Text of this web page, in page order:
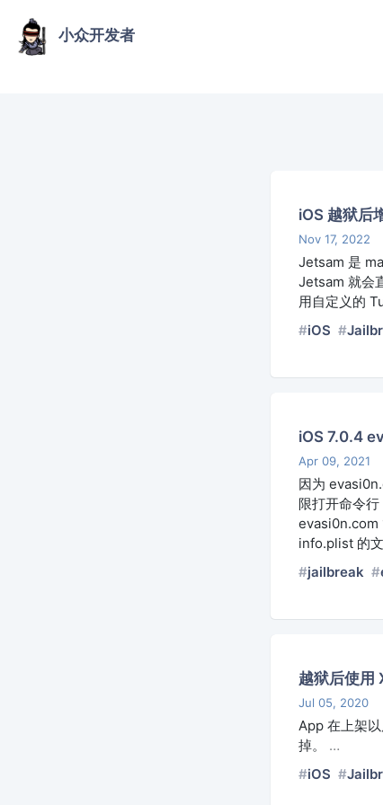
小众开发者
iOS 越狱后
Nov 17, 2022
Jetsam 是
Jetsam 就会
用自定义的
iOS
iOS 7.0.4
Apr 09, 2021
因为
限打开命令
evasi0n.com
info.plist 的
jailbreak
越狱后使用
Jul 05, 2020
App 在上架
掉。 …
iOS